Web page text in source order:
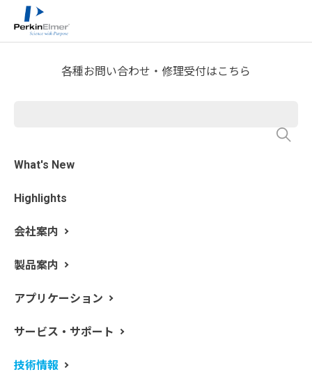
各種お問い合わせ・修理受付はこちら
What's New
Highlights
会社案内
製品案内
アプリケーション
サービス・サポート
技術情報
ホーム
NexION 2000 ICP-MS を用い
イクルが可能なリチウム電池を搭載した機器が増えてい